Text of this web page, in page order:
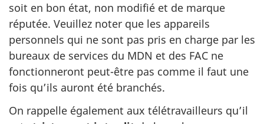
soit en bon état, non modifié et de marque
réputée. Veuillez noter que les appareils
personnels qui ne sont pas pris en charge par les
bureaux de services du MDN et des FAC ne
fonctionneront peut-être pas comme il faut une
fois qu’ils auront été branchés.
On rappelle également aux télétravailleurs qu’il